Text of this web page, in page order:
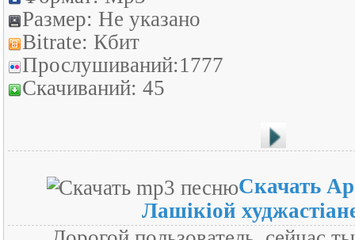
Размер: Не указано
Bitrate: Кбит
Прослушиваний:1777
Скачиваний: 45
Скачать
Лашiкiой